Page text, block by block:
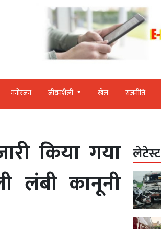
मनोरंजन जीवनशैली खेल राजनीति
किया गया
लंबी कानूनी
लेटेस्ट